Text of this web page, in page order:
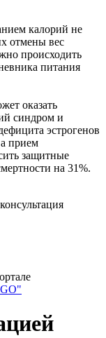
калорий не
отмены вес
происходить
питания
оказать
синдром и
эстрогенов
прием
защитные
на 31%.